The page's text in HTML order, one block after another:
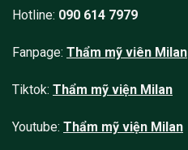
Hotline: 090 614 7979
Fanpage: Thẩm mỹ viên Milan
Tiktok: Thẩm mỹ viện Milan
Youtube: Thẩm mỹ viện Milan